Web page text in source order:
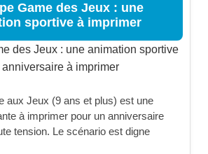
Game des Jeux : une
sportive à imprimer
aux Jeux (9 ans et plus) est une
à imprimer pour un anniversaire
tension. Le scénario est digne